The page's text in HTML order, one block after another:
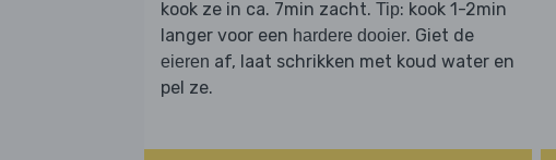
kook ze in ca. 7min zacht. Tip: kook 1-2min
langer voor een hardere dooier. Giet de
eieren af, laat schrikken met koud water en
pel ze.